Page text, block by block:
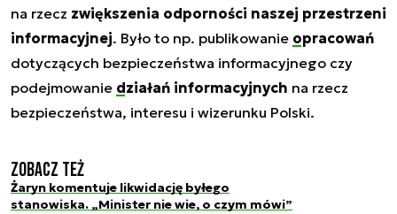
na rzecz zwiększenia odporności naszej przestrzeni
informacyjnej. Było to np. publikowanie opracowań
dotyczących bezpieczeństwa informacyjnego czy
podejmowanie działań informacyjnych na rzecz
bezpieczeństwa, interesu i wizerunku Polski.
Zobacz też
Żaryn komentuje likwidację byłego
stanowiska. „Minister nie wie, o czym mówi”